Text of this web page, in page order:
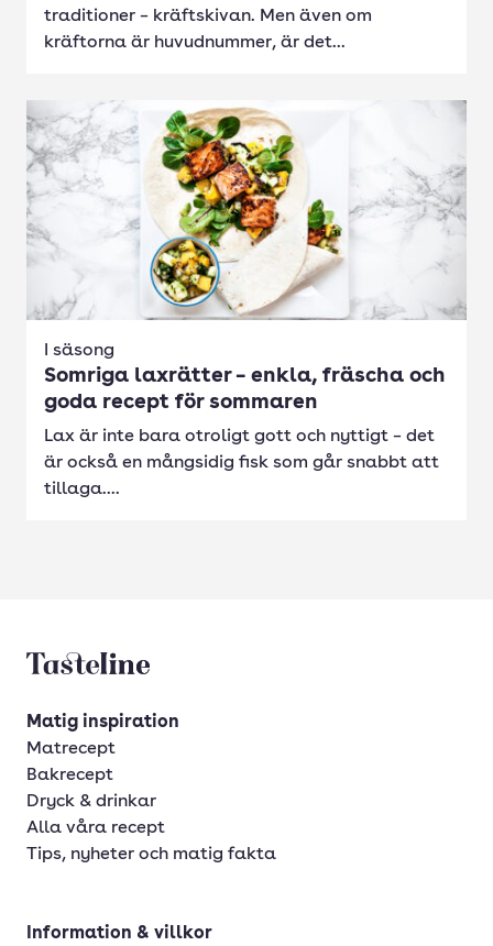
traditioner – kräftskivan. Men även om
kräftorna är huvudnummer, är det...
I säsong
Somriga laxrätter – enkla, fräscha och
goda recept för sommaren
Lax är inte bara otroligt gott och nyttigt – det
är också en mångsidig fisk som går snabbt att
tillaga....
Tasteline startsida
Matig inspiration
Matrecept
Bakrecept
Dryck & drinkar
Alla våra recept
Tips, nyheter och matig fakta
Information & villkor